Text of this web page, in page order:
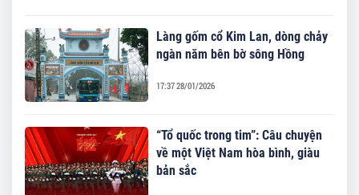
Làng gốm cổ Kim Lan, dòng chảy
ngàn năm bên bờ sông Hồng
17:37 28/01/2026
“Tổ quốc trong tim”: Câu chuyện
về một Việt Nam hòa bình, giàu
bản sắc